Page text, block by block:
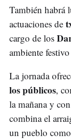
También habrá
actuaciones de
cargo de los
ambiente
La jornada
los públicos,
la mañana y
combina el
un pueblo